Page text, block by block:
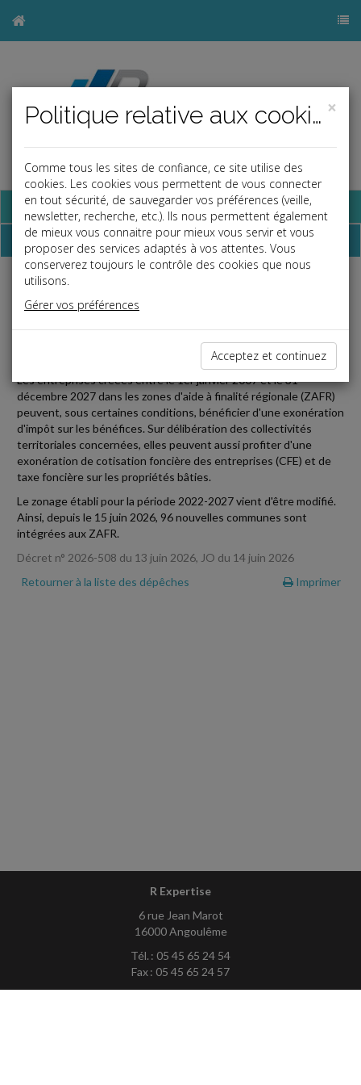
Base documentaire
Dépêches
Fiscal TPE
ZAFR : MODIFICATION DU ZONAGE
Les entreprises créées entre le 1er janvier 2007 et le 31
décembre 2027 dans les zones d'aide à finalité régionale (ZAFR)
peuvent, sous certaines conditions, bénéficier d'une exonération
d'impôt sur les bénéfices. Sur délibération des collectivités
territoriales concernées, elles peuvent aussi profiter d'une
exonération de cotisation foncière des entreprises (CFE) et de
taxe foncière sur les propriétés bâties.
Le zonage établi pour la période 2022-2027 vient d'être modifié.
Ainsi, depuis le 15 juin 2026, 96 nouvelles communes sont
intégrées aux ZAFR.
Décret n° 2026-508 du 13 juin 2026, JO du 14 juin 2026
Retourner à la liste des dépêches
Imprimer
R Expertise
6 rue Jean Marot
16000 Angoulême
Tél. : 05 45 65 24 54
Fax : 05 45 65 24 57
×
Politique relative aux cookies
Comme tous les sites de confiance, ce site utilise des
cookies. Les cookies vous permettent de vous connecter
en tout sécurité, de sauvegarder vos préférences (veille,
newsletter, recherche, etc.). Ils nous permettent également
de mieux vous connaitre pour mieux vous servir et vous
proposer des services adaptés à vos attentes. Vous
conserverez toujours le contrôle des cookies que nous
utilisons.
Gérer vos préférences
Acceptez et continuez